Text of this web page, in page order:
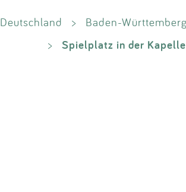
Deutschland > Baden-Württemberg
>
Spielplatz in der